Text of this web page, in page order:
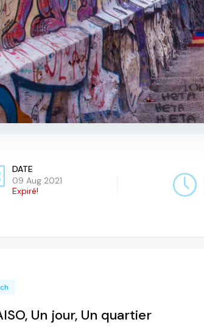
DATE
09 Aug 2021
Expiré!
Un jour, Un quartier